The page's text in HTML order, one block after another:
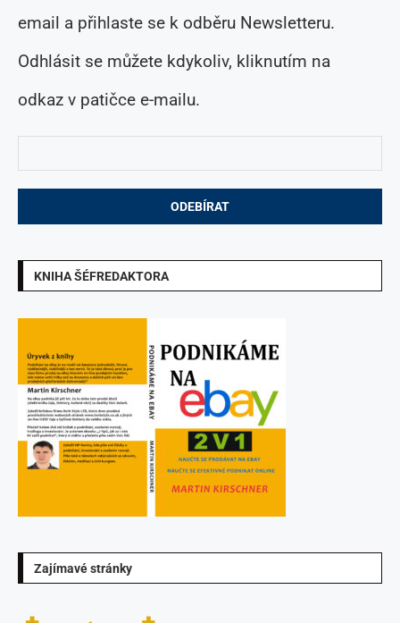
email a přihlaste se k odběru Newsletteru.
Odhlásit se můžete kdykoliv, kliknutím na
odkaz v patičce e-mailu.
KNIHA ŠÉFREDAKTORA
Zajímavé stránky